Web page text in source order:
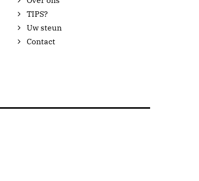
TIPS?
Uw steun
Contact